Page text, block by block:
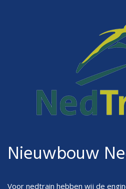
Nieuwbouw
Voor nedtrain hebben wij de